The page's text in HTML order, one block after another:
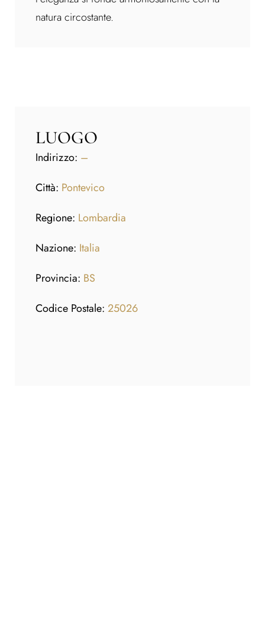
natura circostante.
LUOGO
Indirizzo: –
Città: Pontevico
Regione: Lombardia
Nazione: Italia
Provincia: BS
Codice Postale: 25026